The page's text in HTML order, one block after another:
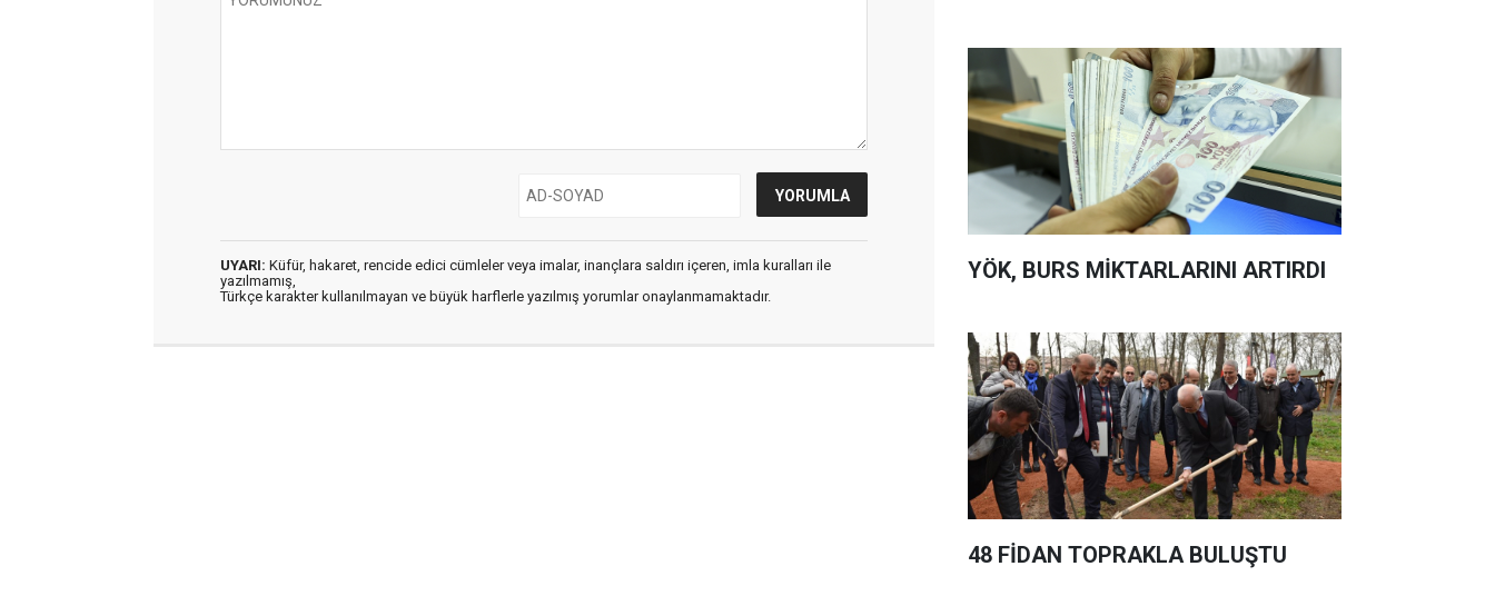
UYARI: Küfür, hakaret, rencide edici cümleler veya imalar, inançlara saldırı içeren, imla kuralları ile
yazılmamış,
Türkçe karakter kullanılmayan ve büyük harflerle yazılmış yorumlar onaylanmamaktadır.
YÖK, BURS MİKTARLARINI ARTIRDI
48 FİDAN TOPRAKLA BULUŞTU